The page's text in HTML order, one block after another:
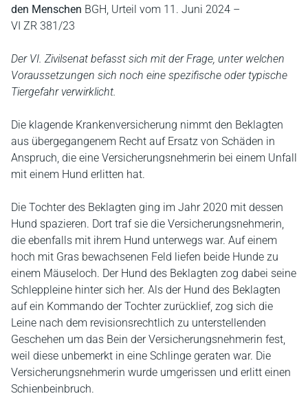
den Menschen BGH, Urteil vom 11. Juni 2024 –
VI ZR 381/23
Der VI. Zivilsenat befasst sich mit der Frage, unter welchen
Voraussetzungen sich noch eine spezifische oder typische
Tiergefahr verwirklicht.
Die klagende Krankenversicherung nimmt den Beklagten
aus übergegangenem Recht auf Ersatz von Schäden in
Anspruch, die eine Versicherungsnehmerin bei einem Unfall
mit einem Hund erlitten hat.
Die Tochter des Beklagten ging im Jahr 2020 mit dessen
Hund spazieren. Dort traf sie die Versicherungsnehmerin,
die ebenfalls mit ihrem Hund unterwegs war. Auf einem
hoch mit Gras bewachsenen Feld liefen beide Hunde zu
einem Mäuseloch. Der Hund des Beklagten zog dabei seine
Schleppleine hinter sich her. Als der Hund des Beklagten
auf ein Kommando der Tochter zurücklief, zog sich die
Leine nach dem revisionsrechtlich zu unterstellenden
Geschehen um das Bein der Versicherungsnehmerin fest,
weil diese unbemerkt in eine Schlinge geraten war. Die
Versicherungsnehmerin wurde umgerissen und erlitt einen
Schienbeinbruch.